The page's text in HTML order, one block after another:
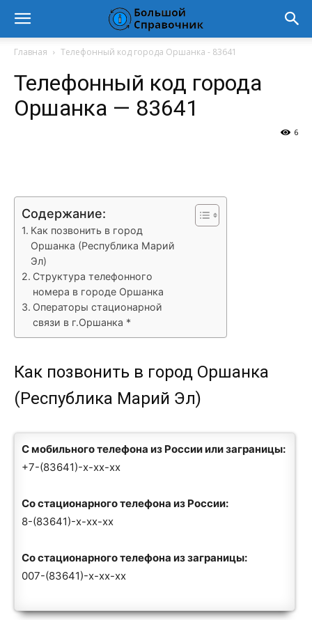
Главная Телефонный код города Оршанка - 83641
Телефонный код города
Оршанка — 83641
6
Содержание:
Как позвонить в город
Оршанка (Республика Марий
Эл)
Структура телефонного
номера в городе Оршанка
Операторы стационарной
связи в г.Оршанка *
Как позвонить в город Оршанка
(Республика Марий Эл)
С мобильного телефона из России или заграницы:
+7-(83641)-x-xx-xx
Со стационарного телефона из России:
8-(83641)-x-xx-xx
Со стационарного телефона из заграницы:
007-(83641)-x-xx-xx